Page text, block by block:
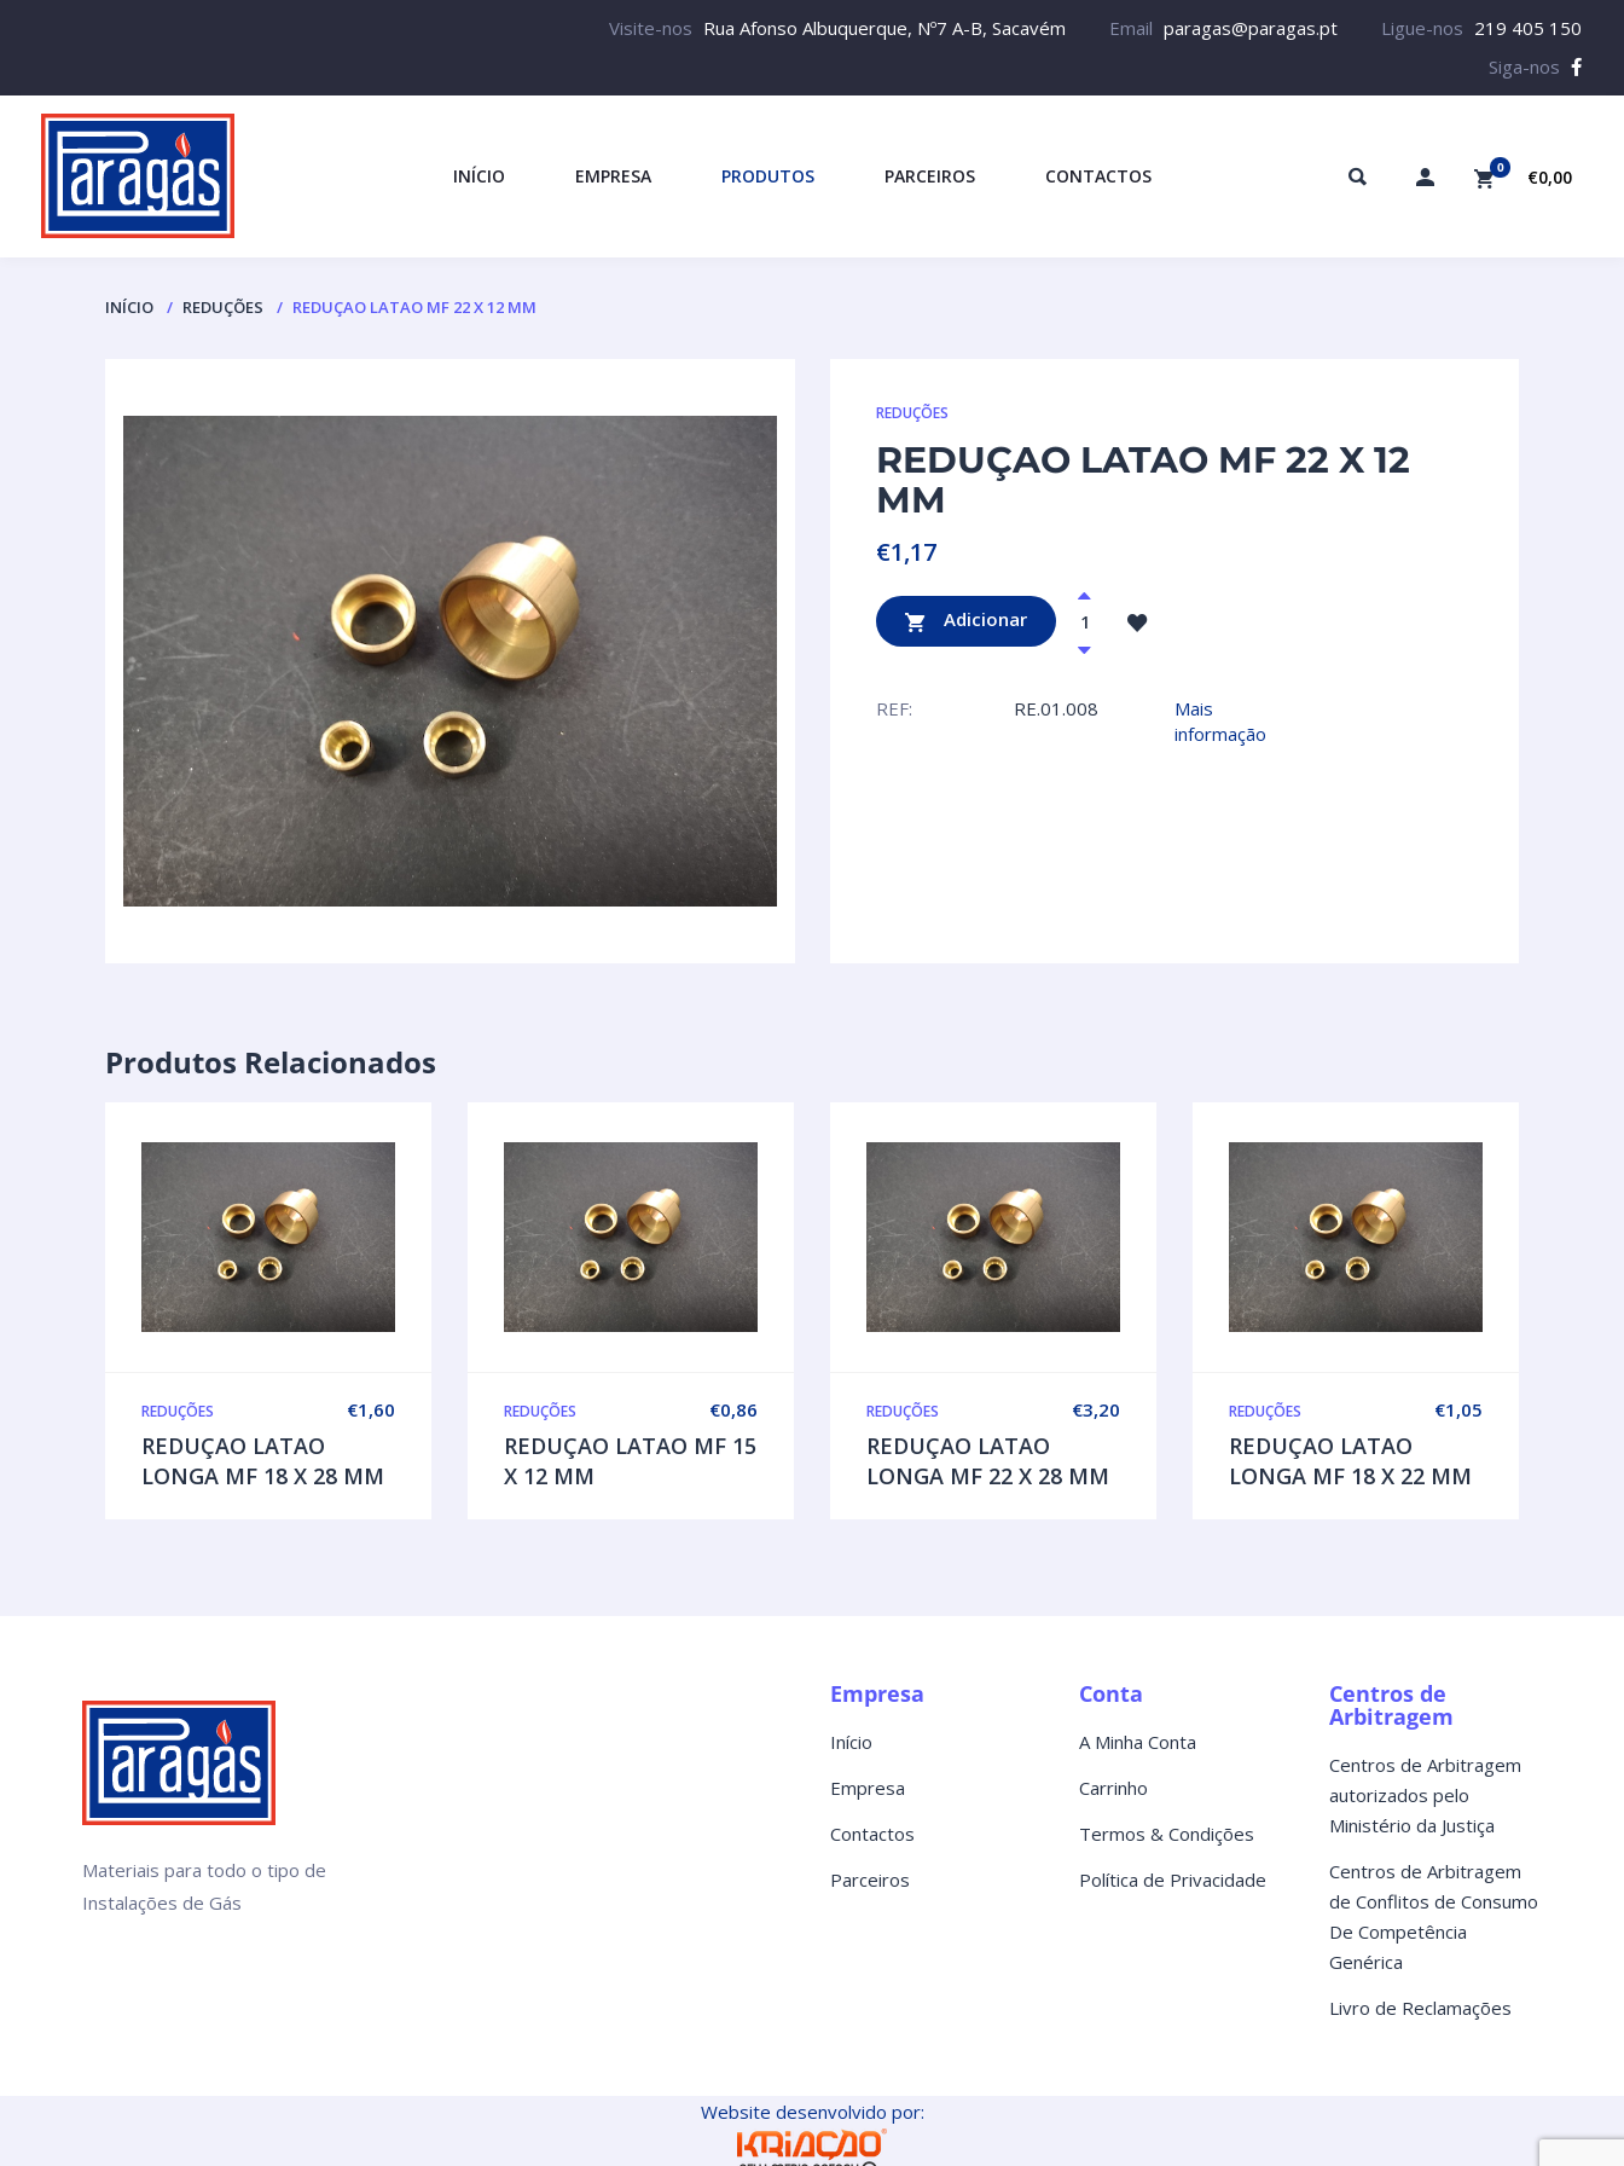
Visite-nos Rua Afonso Albuquerque, Nº7 A-B, Sacavém Email paragas@paragas.pt Ligue-nos 219 405 150
Siga-nos
INÍCIO EMPRESA PRODUTOS PARCEIROS CONTACTOS 0 €0,00
INÍCIO REDUÇÕES REDUÇAO LATAO MF 22 X 12 MM
REDUÇÕES
REDUÇAO LATAO MF 22 X 12
MM
€1,17
Adicionar
REF: RE.01.008
Mais
informação
Produtos Relacionados
€1,60
REDUÇÕES
REDUÇAO LATAO
LONGA MF 18 X 28 MM
€0,86
REDUÇÕES
REDUÇAO LATAO MF 15
X 12 MM
€3,20
REDUÇÕES
REDUÇAO LATAO
LONGA MF 22 X 28 MM
€1,05
REDUÇÕES
REDUÇAO LATAO
LONGA MF 18 X 22 MM
Materiais para todo o tipo de
Instalações de Gás
Empresa
Início
Empresa
Contactos
Parceiros
Conta
A Minha Conta
Carrinho
Termos & Condições
Política de Privacidade
Centros de
Arbitragem
Centros de Arbitragem
autorizados pelo
Ministério da Justiça
Centros de Arbitragem
de Conflitos de Consumo
De Competência
Genérica
Livro de Reclamações
Website desenvolvido por: